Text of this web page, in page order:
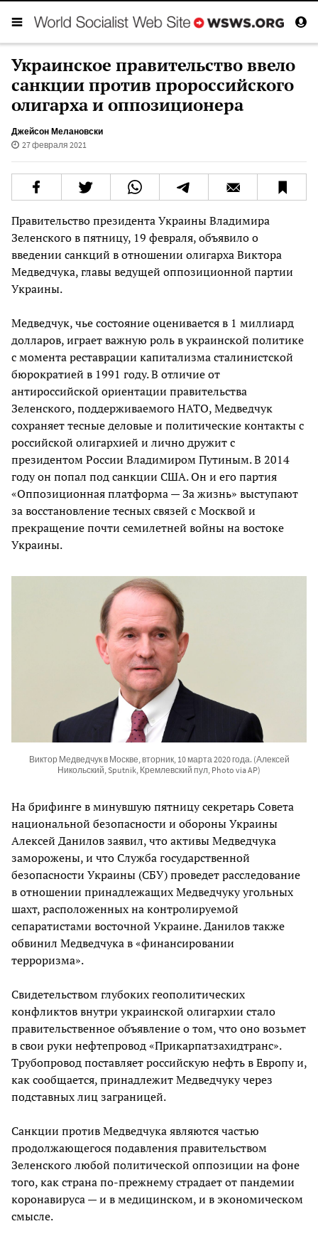
Украинское правительство ввело
санкции против пророссийского
олигарха и оппозиционера
Джейсон Мелановски
27 февраля 2021
Правительство президента Украины Владимира
Зеленского в пятницу, 19 февраля, объявило о
введении санкций в отношении олигарха Виктора
Медведчука, главы ведущей оппозиционной партии
Украины.
Медведчук, чье состояние оценивается в 1 миллиард
долларов, играет важную роль в украинской политике
с момента реставрации капитализма сталинистской
бюрократией в 1991 году. В отличие от
антироссийской ориентации правительства
Зеленского, поддерживаемого НАТО, Медведчук
сохраняет тесные деловые и политические контакты с
российской олигархией и лично дружит с
президентом России Владимиром Путиным. В 2014
году он попал под санкции США. Он и его партия
«Оппозиционная платформа — За жизнь» выступают
за восстановление тесных связей с Москвой и
прекращение почти семилетней войны на востоке
Украины.
Виктор Медведчук в Москве, вторник, 10 марта 2020 года. (Алексей
Никольский, Sputnik, Кремлевский пул, Photo via AP)
На брифинге в минувшую пятницу секретарь Совета
национальной безопасности и обороны Украины
Алексей Данилов заявил, что активы Медведчука
заморожены, и что Служба государственной
безопасности Украины (СБУ) проведет расследование
в отношении принадлежащих Медведчуку угольных
шахт, расположенных на контролируемой
сепаратистами восточной Украине. Данилов также
обвинил Медведчука в «финансировании
терроризма».
Свидетельством глубоких геополитических
конфликтов внутри украинской олигархии стало
правительственное объявление о том, что оно возьмет
в свои руки нефтепровод «Прикарпатзахидтранс».
Трубопровод поставляет российскую нефть в Европу и,
как сообщается, принадлежит Медведчуку через
подставных лиц заграницей.
Санкции против Медведчука являются частью
продолжающегося подавления правительством
Зеленского любой политической оппозиции на фоне
того, как страна по-прежнему страдает от пандемии
коронавируса — и в медицинском, и в экономическом
смысле.